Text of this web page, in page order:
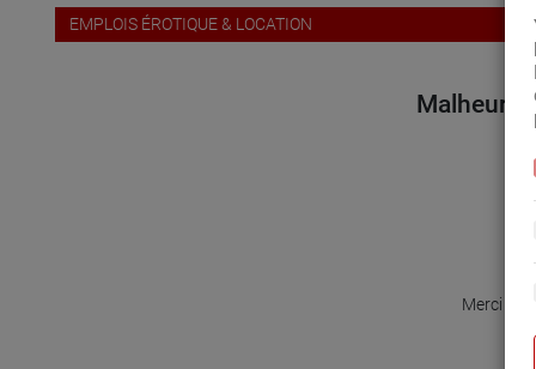
EMPLOIS ÉROTIQUE & LOCATION
Merci